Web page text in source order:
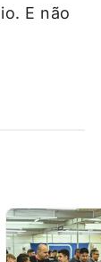
E não